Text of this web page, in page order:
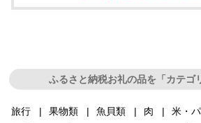
ふるさと納税お礼の品を「カテゴ
旅行 果物類 魚貝類 肉 米・